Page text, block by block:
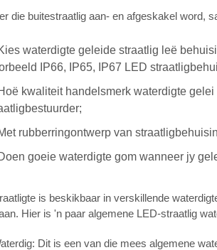
die buitestraatlig aan- en afgeskakel word,
waterdigte geleide straatlig leë
IP66, IP65, IP67 LED
kwaliteit handelsmerk waterdigte
rubberringontwerp van
goeie waterdigte gom wanneer jy
is beskikbaar in verskillende
Hier is 'n paar algemene LED-straatlig
Dit is een van die mees algemene